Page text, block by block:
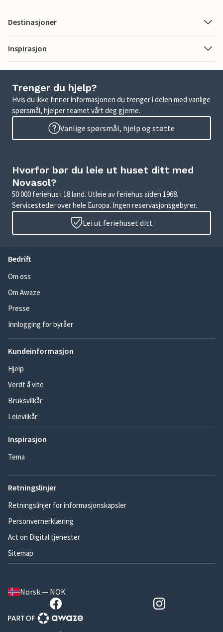
Destinasjoner
Inspirasjon
Trenger du hjelp?
Hvis du ikke finner informasjonen du trenger i delen med vanlige
spørsmål, hjelper teamet vårt deg gjerne.
Vanlige spørsmål, hjelp og støtte
Hvorfor bør du leie ut huset ditt med
Novasol?
50 000 feriehus i 18 land. Utleie av feriehus siden 1968.
Servicesteder over hele Europa. Ingen reservasjonsgebyrer.
Lei ut feriehuset ditt
Bedrift
Om oss
Om Awaze
Presse
Innlogging for byråer
Kundeinformasjon
Hjelp
Verdt å vite
Bruksvilkår
Leievilkår
Inspirasjon
Tema
Retningslinjer
Retningslinjer for informasjonskapsler
Personvernerklæring
Act on Digital tjenester
Sitemap
Norsk — NOK